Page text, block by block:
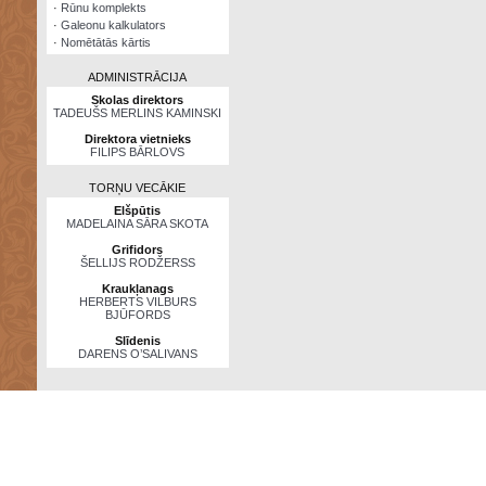
· Rūnu komplekts
· Galeonu kalkulators
· Nomētātās kārtis
ADMINISTRĀCIJA
Skolas direktors
TADEUŠS MERLINS KAMINSKI
Direktora vietnieks
FILIPS BĀRLOVS
TORŅU VECĀKIE
Elšpūtis
MADELAINA SĀRA SKOTA
Grifidors
ŠELLIJS RODŽERSS
Kraukļanags
HERBERTS VILBURS
BJŪFORDS
Slīdenis
DARENS O’SALIVANS